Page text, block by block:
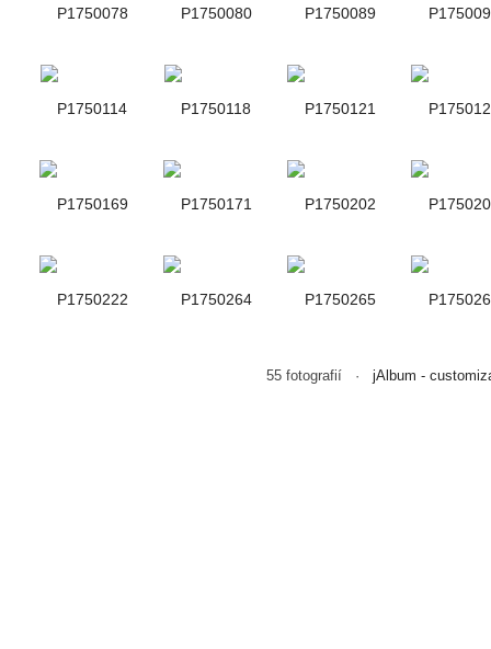
55 fotografií ·jAlbum -